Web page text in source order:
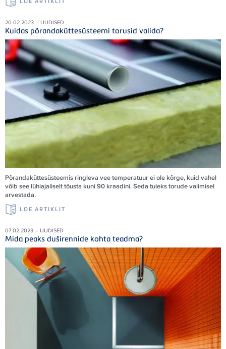
20.02.2023 – UUDISED
Kuidas põrandaküttesüsteemi torusid valida?
Põrandaküttesüsteemis ringleva vee temperatuur ei ole kõrge, kuid vahel
võib see lühiajaliselt tõusta kuni 90 kraadini. Seda tuleks torude valimisel
arvestada.
LOE ARTIKLIT
07.02.2023 – UUDISED
Mida peaks duširennide kohta teadma?